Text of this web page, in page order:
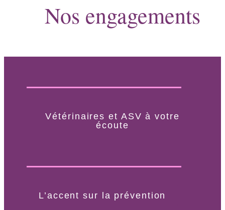
Nos engagements
Vétérinaires et ASV à votre
écoute​
L’accent sur la prévention​